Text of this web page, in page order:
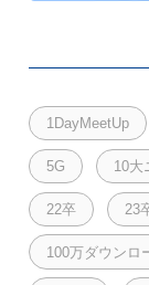
1DayMeetUp
5G 10大
22卒 23
100万ダウンロ